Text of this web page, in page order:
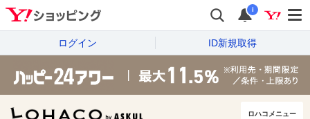
i
ログイン ID新規取得
ロハコメニュー